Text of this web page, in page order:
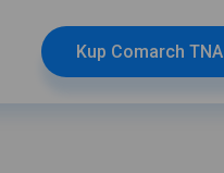
Kup Comarch TNA